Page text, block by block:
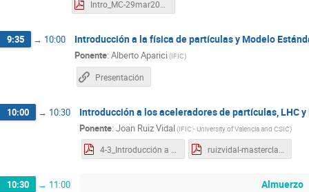
Intro_MC-29mar2022-indico.pdf
9:35 → 10:00 Introducción a la física de partículas y Modelo
Ponente: Alberto Aparici(IFIC)
Presentación
10:00 → 10:30 Introducción a los aceleradores de partículas, LHC y
Ponente: Joan Ruiz Vidal(IFIC - University of Valencia and CSIC)
10:30 → 11:00 Almuerzo